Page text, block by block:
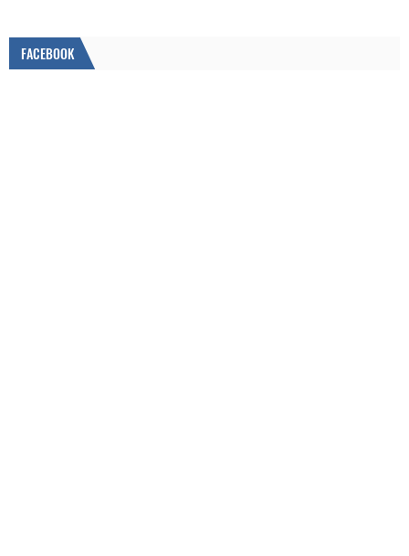
FACEBOOK